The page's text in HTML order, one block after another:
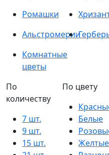
Ромашки
Альстромерии
Комнатные
цветы
По
количеству
7 шт.
9 шт.
15 шт.
По цвету
Белые
Желтые